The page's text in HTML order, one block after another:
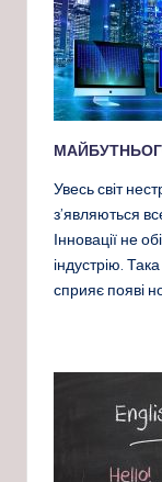
Увесь світ
з’являються
Інновації не
індустрію.
сприяє появі